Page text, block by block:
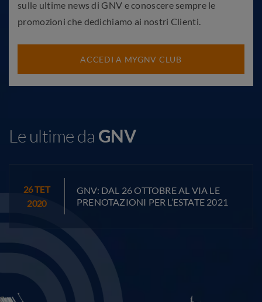
sulle ultime news di GNV e conoscere sempre le
promozioni che dedichiamo ai nostri Clienti.
ACCEDI A MYGNV CLUB
Le ultime da GNV
26TET
2020
GNV: DAL 26 OTTOBRE AL VIA LE
PRENOTAZIONI PER L’ESTATE 2021